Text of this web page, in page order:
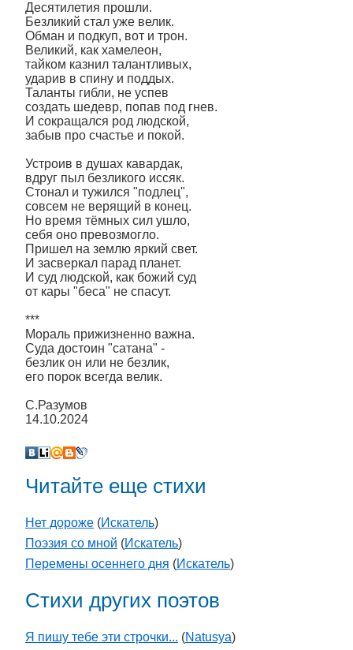
Десятилетия прошли.
Безликий стал уже велик.
Обман и подкуп, вот и трон.
Великий, как хамелеон,
тайком казнил талантливых,
ударив в спину и поддых.
Таланты гибли, не успев
создать шедевр, попав под гнев.
И сокращался род людской,
забыв про счастье и покой.
Устроив в душах кавардак,
вдруг пыл безликого иссяк.
Стонал и тужился "подлец",
совсем не верящий в конец.
Но время тёмных сил ушло,
себя оно превозмогло.
Пришел на землю яркий свет.
И засверкал парад планет.
И суд людской, как божий суд
от кары "беса" не спасут.
***
Мораль прижизненно важна.
Суда достоин "сатана" -
безлик он или не безлик,
его порок всегда велик.
С.Разумов
14.10.2024
Читайте еще стихи
Нет дороже (Искатель)
Поэзия со мной (Искатель)
Перемены осеннего дня (Искатель)
Стихи других поэтов
Я пишу тебе эти строчки... (Natusya)